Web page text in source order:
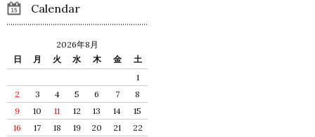
Calendar
2026年8月
日
月 火 水 木 金
土
1
2
3 4 5 6 7
8
9
10 11 12 13 14
15
16
17 18 19 20 21
22